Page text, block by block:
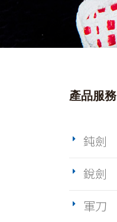
產品服務
鈍劍
銳劍
軍刀